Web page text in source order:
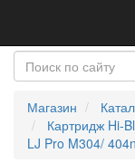
Магазин
Картридж Hi-
LJ Pro M304/